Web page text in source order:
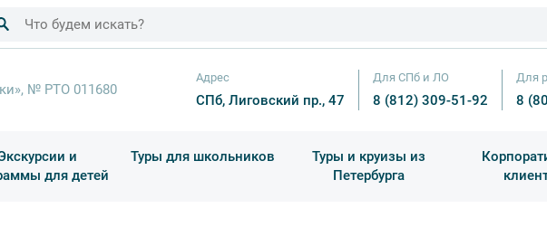
№ РТО 011680
Адрес
СПб, Лиговский пр., 47
Для СПб и ЛО
8 (812) 309-51-92
Для
8
и
для детей
Туры для школьников
Туры и круизы из
Петербурга